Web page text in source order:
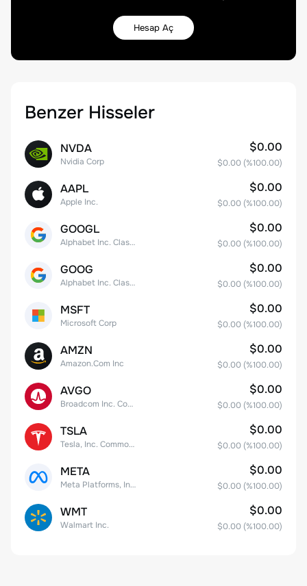
Hesap Aç
Benzer Hisseler
NVDA
Nvidia Corp
$0.00
$0.00 (%100.00)
AAPL
Apple Inc.
$0.00
$0.00 (%100.00)
GOOGL
Alphabet Inc. Class A Common Stock
$0.00
$0.00 (%100.00)
GOOG
Alphabet Inc. Class C Capital Stock
$0.00
$0.00 (%100.00)
MSFT
Microsoft Corp
$0.00
$0.00 (%100.00)
AMZN
Amazon.Com Inc
$0.00
$0.00 (%100.00)
AVGO
Broadcom Inc. Common Stock
$0.00
$0.00 (%100.00)
TSLA
Tesla, Inc. Common Stock
$0.00
$0.00 (%100.00)
META
Meta Platforms, Inc. Class A Common Stock
$0.00
$0.00 (%100.00)
WMT
Walmart Inc.
$0.00
$0.00 (%100.00)